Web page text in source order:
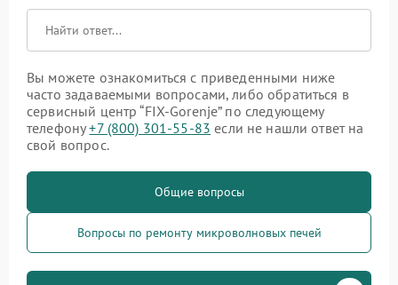
Вы можете ознакомиться с приведенными ниже
часто задаваемыми вопросами, либо обратиться в
сервисный центр “FIX-Gorenje” по следующему
телефону+7 (800) 301-55-83 если не нашли ответ на
свой вопрос.
Общие вопросы
Вопросы по ремонту микроволновых печей